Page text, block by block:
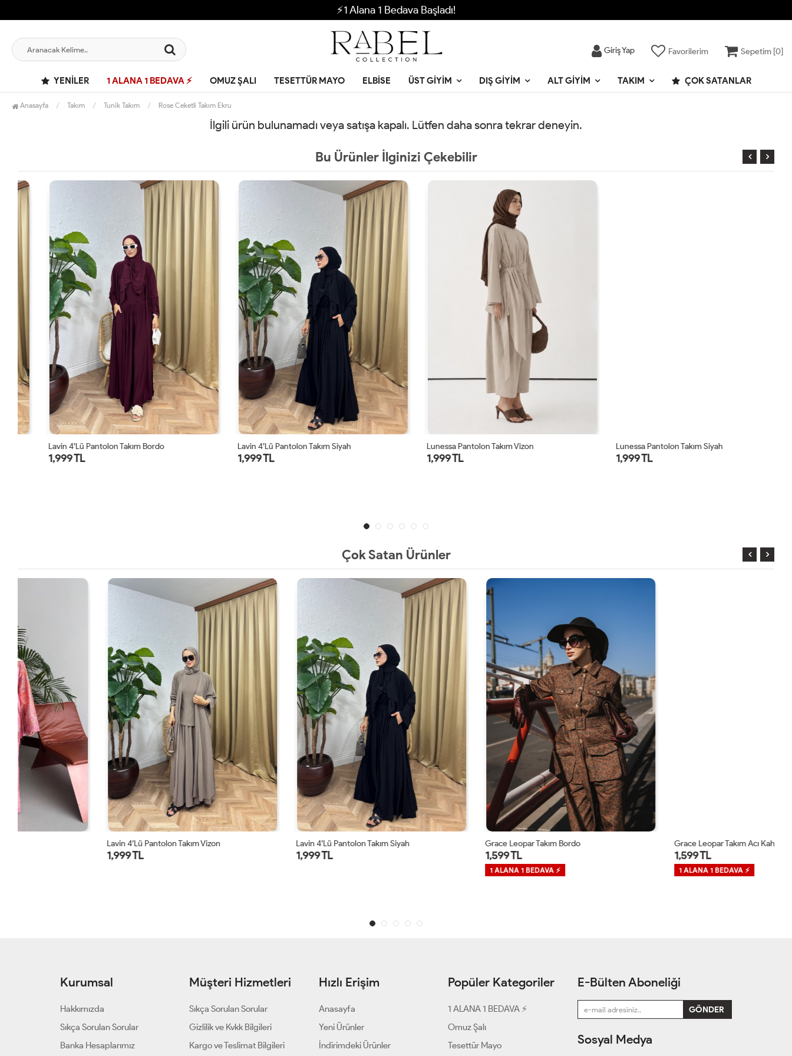
⚡1 Alana 1 Bedava Başladı!
Giriş Yap Favorilerim Sepetim [0]
YENILER 1 ALANA 1 BEDAVA ⚡ OMUZ ŞALI TESETTÜR MAYO ELBISE ÜST GIYIM DIŞ GIYIM ALT GIYIM TAKIM ÇOK SATANLAR
Anasayfa Takım Tunik Takım Rose Ceketli Takım Ekru
İlgili ürün bulunamadı veya satışa kapalı. Lütfen daha sonra tekrar deneyin.
Bu Ürünler İlginizi Çekebilir
Lavin 4’lü Pantolon Takım Bordo
1,999 TL
Lavin 4’lü Pantolon Takım Siyah
1,999 TL
Lunessa Pantolon Takım Vizon
1,999 TL
Lunessa Pantolon Takım Siyah
1,999 TL
Çok Satan Ürünler
Lavin 4’lü Pantolon Takım Vizon Lavin 4’lü Pantolon Takım Siyah Grace Leopar Takım Bordo Grace Leopar Takım Acı Kahve
Kurumsal
Hakkımızda
Sıkça Sorulan Sorular
Banka Hesaplarımız
Müşteri Hizmetleri
Sıkça Sorulan Sorular
Gizlilik ve Kvkk Bilgileri
Kargo ve Teslimat Bilgileri
Hızlı Erişim
Anasayfa
Yeni Ürünler
İndirimdeki Ürünler
Popüler Kategoriler
1 ALANA 1 BEDAVA ⚡
Omuz Şalı
Tesettür Mayo
E-Bülten Aboneliği
Sosyal Medya